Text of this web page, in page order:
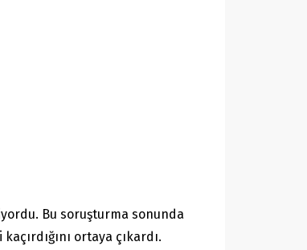
Bu soruşturma sonunda
ortaya çıkardı.